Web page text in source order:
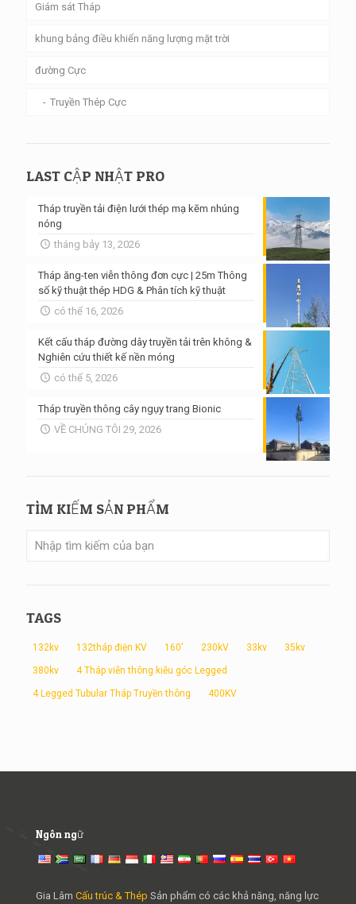
Giám sát Tháp
khung bảng điều khiển năng lượng mặt trời
đường Cực
Truyền Thép Cực
LAST CẬP NHẬT PRO
Tháp truyền tải điện lưới thép mạ kẽm nhúng
nóng
tháng bảy 13, 2026
Tháp ăng-ten viễn thông đơn cực | 25m Thông
số kỹ thuật thép HDG & Phân tích kỹ thuật
có thể 16, 2026
Kết cấu tháp đường dây truyền tải trên không &
Nghiên cứu thiết kế nền móng
có thể 5, 2026
Tháp truyền thông cây ngụy trang Bionic
VỀ CHÚNG TÔI 29, 2026
TÌM KIẾM SẢN PHẨM
TAGS
132kv 132tháp điện KV 160' 230kV 33kv 35kv
380kv 4 Tháp viễn thông kiễu góc Legged
4 Legged Tubular Tháp Truyền thông 400KV
Ngôn ngữ
Gia Lâm Cấu trúc & Thép Sản phẩm có các khả năng, năng lực